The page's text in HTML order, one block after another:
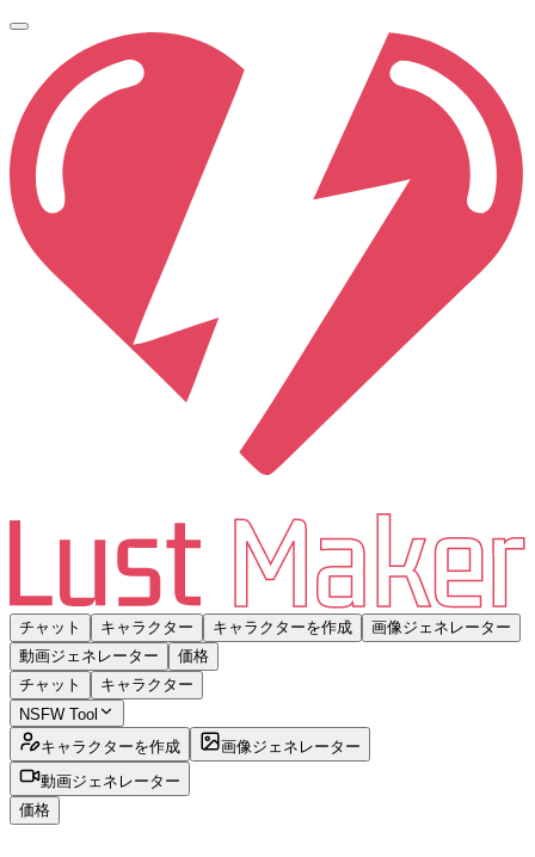
チャット キャラクター キャラクターを作成
画像ジェネレーター
動画ジェネレーター
価格
チャット
キャラクター
NSFW Tool
キャラクターを作成
画像ジェネレーター
動画ジェネレーター
価格